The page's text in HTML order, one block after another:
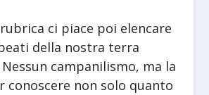
ci piace poi elencare
della nostra terra
campanilismo, ma la
conoscere non solo quanto